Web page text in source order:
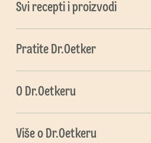
Svi recepti i proizvodi
Pratite Dr.Oetker
O Dr.Oetkeru
Više o Dr.Oetkeru